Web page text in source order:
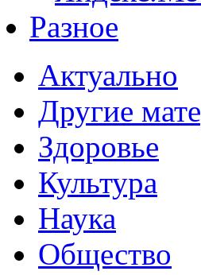
Разное
Актуально
Другие
Здоровье
Культура
Наука
Общество